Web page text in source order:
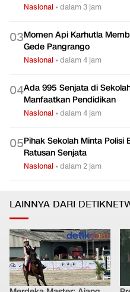
Nasional •dalam 3 jam
03Momen Api Karhutla
Gede Pangrango
Nasional •dalam 4 jam
04Ada 995 Senjata di
Manfaatkan Pendidikan
Nasional •dalam 4 jam
05Pihak Sekolah Minta Polisi
Ratusan Senjata
Nasional •dalam 2 jam
LAINNYA DARI